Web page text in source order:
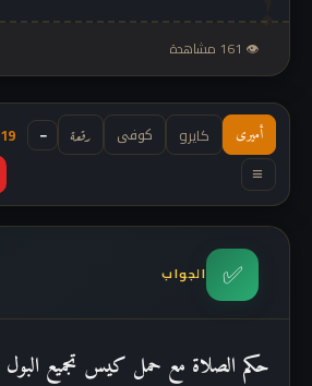
👁 161 مشاهدة
أميرى كايرو كوفى رقعة −
19
≡
✅ الجواب
حكم الصلاة مع حمل كيس تجميع البول